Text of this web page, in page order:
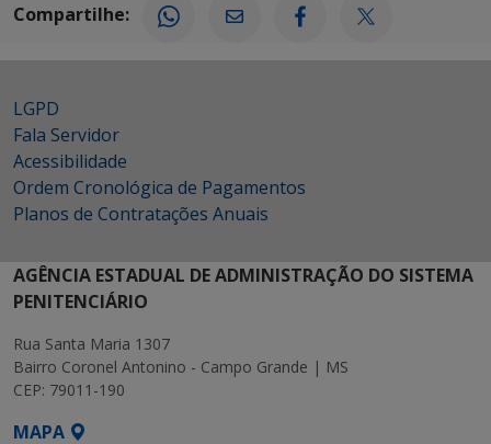
Compartilhe:
LGPD
Fala Servidor
Acessibilidade
Ordem Cronológica de Pagamentos
Planos de Contratações Anuais
AGÊNCIA ESTADUAL DE ADMINISTRAÇÃO DO SISTEMA
PENITENCIÁRIO
Rua Santa Maria 1307
Bairro Coronel Antonino - Campo Grande | MS
CEP: 79011-190
MAPA